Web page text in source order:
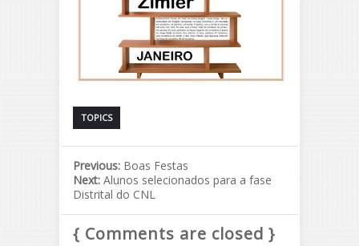
TOPICS
Previous: Boas Festas
Next: Alunos selecionados para a fase
Distrital do CNL
{ Comments are closed }